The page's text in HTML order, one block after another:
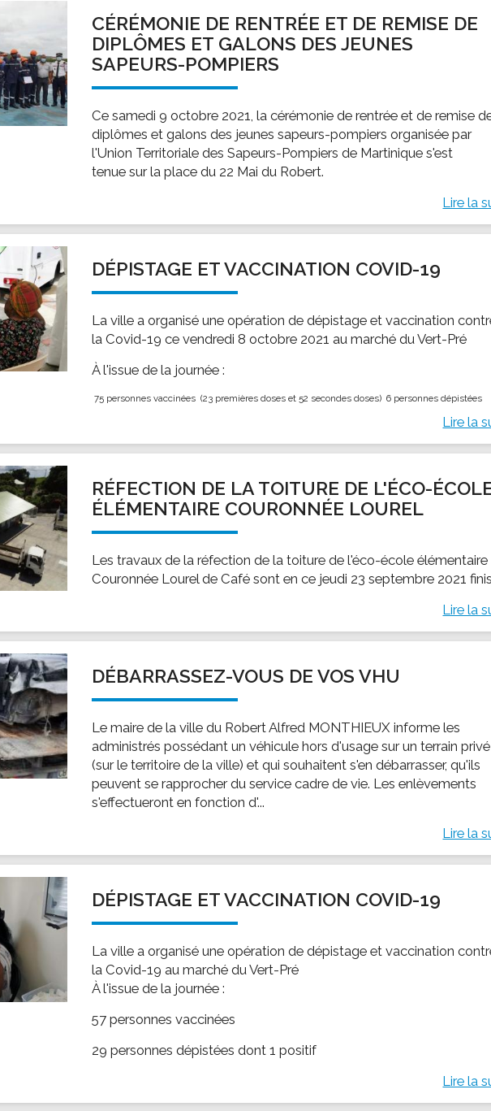
CÉRÉMONIE DE RENTRÉE ET DE REMISE DE
DIPLÔMES ET GALONS DES JEUNES
SAPEURS-POMPIERS
Ce samedi 9 octobre 2021, la cérémonie de rentrée et de remise
diplômes et galons des jeunes sapeurs-pompiers organisée par
l'Union Territoriale des Sapeurs-Pompiers de Martinique s'est
tenue sur la place du 22 Mai du Robert.
Lire la
DÉPISTAGE ET VACCINATION COVID-19
La ville a organisé une opération de dépistage et vaccination
la Covid-19 ce vendredi 8 octobre 2021 au marché du Vert-Pré
À l'issue de la journée :
75 personnes vaccinées (23 premières doses et 52 secondes doses) 6 personnes dépistées
Lire la
RÉFECTION DE LA TOITURE DE L'ÉCO-
ÉLÉMENTAIRE COURONNÉE LOUREL
Les travaux de la réfection de la toiture de l'éco-école élémentaire
Couronnée Lourel de Café sont en ce jeudi 23 septembre 2021
Lire la
DÉBARRASSEZ-VOUS DE VOS VHU
Le maire de la ville du Robert Alfred MONTHIEUX informe les
administrés possédant un véhicule hors d'usage sur un terrain privé
(sur le territoire de la ville) et qui souhaitent s'en débarrasser, qu'ils
peuvent se rapprocher du service cadre de vie. Les enlèvements
s'effectueront en fonction d'...
Lire la
DÉPISTAGE ET VACCINATION COVID-19
La ville a organisé une opération de dépistage et vaccination
la Covid-19 au marché du Vert-Pré
À l'issue de la journée :
57 personnes vaccinées
29 personnes dépistées dont 1 positif
Lire la